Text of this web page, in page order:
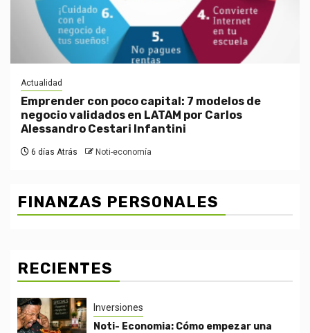
Actualidad
Emprender con poco capital: 7 modelos de
negocio validados en LATAM por Carlos
Alessandro Cestari Infantini
6 días Atrás Noti-economía
FINANZAS PERSONALES
RECIENTES
Inversiones
Noti- Economia: Cómo empezar una